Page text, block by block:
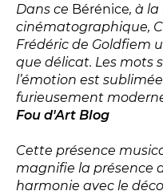
LES FRANCISCAINS
BILLETTERIE
Accueil &
Dans ce Bérénice, à
cinématographique,
Frédéric de Goldfiem
que délicat. Les mots
l’émotion est
furieusement
Fou d'Art Blog
Cette présence
magnifie la présence
harmonie avec le